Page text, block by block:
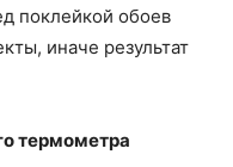
поклейкой обоев
иначе результат
термометра